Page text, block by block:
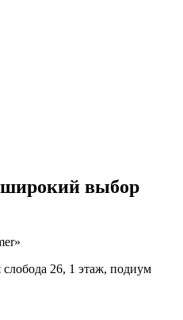
широкий выбор
26, 1 этаж, подиум